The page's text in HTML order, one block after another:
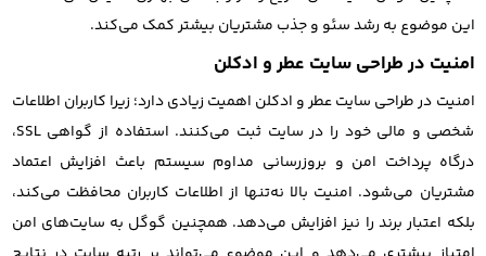
این موضوع به رشد سئو و جذب مشتریان بیشتر کمک می‌کند.
امنیت در طراحی سایت عطر و ادکلن
امنیت در طراحی سایت عطر و ادکلن اهمیت زیادی دارد؛ زیرا کاربران اطلاعات
شخصی و مالی خود را در سایت ثبت می‌کنند. استفاده از گواهی SSL،
درگاه پرداخت امن و بروزرسانی مداوم سیستم باعث افزایش اعتماد
مشتریان می‌شود. امنیت بالا نه‌تنها از اطلاعات کاربران محافظت می‌کند،
بلکه اعتبار برند را نیز افزایش می‌دهد. همچنین گوگل به سایت‌های امن